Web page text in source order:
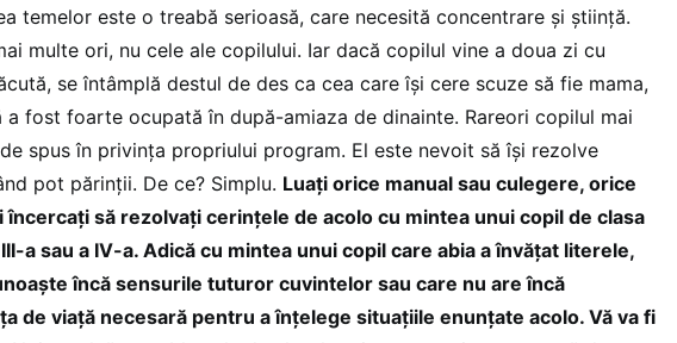
temelor este o treabă serioasă, care necesită concentrare şi ştiinţă.
multe ori, nu cele ale copilului. Iar dacă copilul vine a doua zi cu
se întâmplă destul de des ca cea care îşi cere scuze să fie mama,
a fost foarte ocupată în după-amiaza de dinainte. Rareori copilul mai
spus în privinţa propriului program. El este nevoit să îşi rezolve
pot părinţii. De ce? Simplu. Luaţi orice manual sau culegere, orice
încercaţi să rezolvaţi cerinţele de acolo cu mintea unui copil de clasa
III-a sau a IV-a. Adică cu mintea unui copil care abia a învăţat literele,
încă sensurile tuturor cuvintelor sau care nu are încă
de viaţă necesară pentru a înţelege situaţiile enunţate acolo. Vă va fi